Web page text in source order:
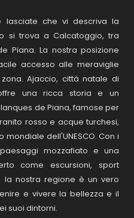
lasciate che vi descriva la
si trova a Calcatoggio, tra
Piana. La nostra posizione
accesso alle meraviglie
Ajaccio, città natale di
una ricca storia e un
de Piana, famose per
rosso e acque turchesi,
dell'UNESCO. Con i
mozzafiato e una
come escursioni, sport
nostra regione è un vero
e vivere la bellezza e il
suoi dintorni.